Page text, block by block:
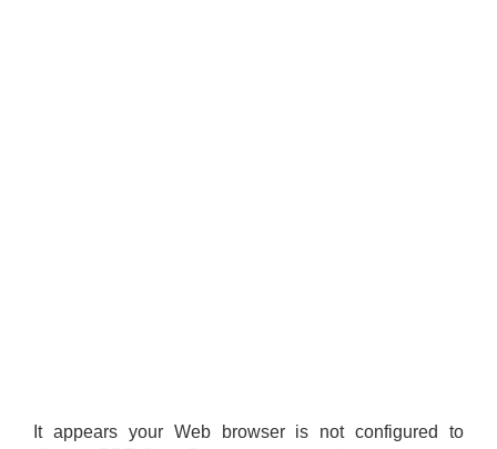
It appears your Web browser is not configured to